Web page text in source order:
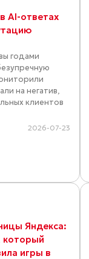
AI-ответах
годами
на негатив,
клиентов
2026-07-23
Яндекса:
который
игры в